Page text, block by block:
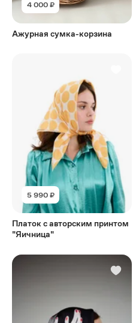
4 000 ₽
Ажурная сумка-корзина
5 990 ₽
Платок с авторским принтом
"Яичница"